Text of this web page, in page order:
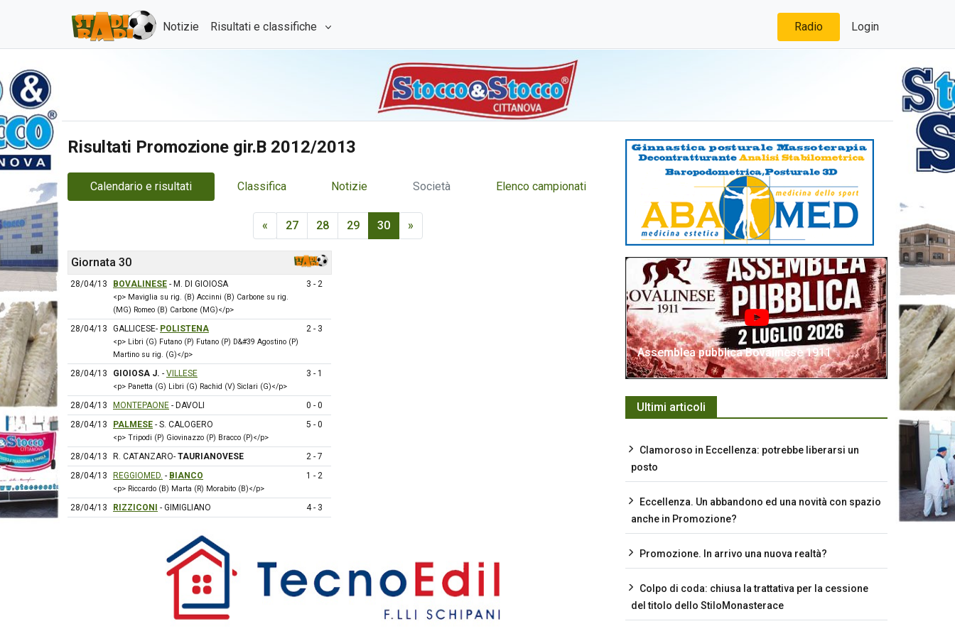
Notizie Risultati e classifiche Radio Login
Risultati Promozione gir.B 2012/2013
Calendario e risultati Classifica Notizie Società Elenco campionati
« 27 28 29 30 »
Giornata 30
28/04/13 BOVALINESE - M. DI GIOIOSA
<p> Maviglia su rig. (B) Accinni (B) Carbone su rig.
(MG) Romeo (B) Carbone (MG)</p>
3 - 2
28/04/13 GALLICESE- POLISTENA
<p> Libri (G) Futano (P) Futano (P) D&#39 Agostino (P)
Martino su rig. (G)</p>
2 - 3
28/04/13 GIOIOSA J. - VILLESE
<p> Panetta (G) Libri (G) Rachid (V) Siclari (G)</p>
3 - 1
28/04/13 MONTEPAONE - DAVOLI
0 - 0
28/04/13
PALMESE - S. CALOGERO
<p> Tripodi (P) Giovinazzo (P) Bracco (P)</p>
5 - 0
28/04/13 R. CATANZARO- TAURIANOVESE
2 - 7
28/04/13
REGGIOMED. - BIANCO
<p> Riccardo (B) Marta (R) Morabito (B)</p>
1 - 2
28/04/13 RIZZICONI - GIMIGLIANO 4 - 3
Assemblea pubblica Bovalinese 1911
Ultimi articoli
Clamoroso in Eccellenza: potrebbe liberarsi un
posto
Eccellenza. Un abbandono ed una novità con spazio
anche in Promozione?
Promozione. In arrivo una nuova realtà?
Colpo di coda: chiusa la trattativa per la cessione
del titolo dello StiloMonasterace